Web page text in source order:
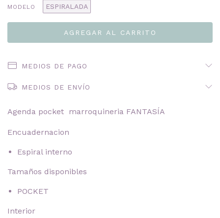
MODELO ESPIRALADA
MEDIOS DE PAGO
MEDIOS DE ENVÍO
Agenda pocket marroquineria FANTASÍA
Encuadernacion
Espiral interno
Tamaños disponibles
POCKET
Interior